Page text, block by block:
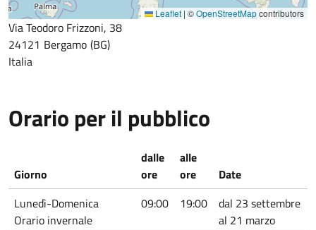
Leaflet | ©OpenStreetMapcontributors
Via Teodoro Frizzoni, 38
24121 Bergamo BG
Italia
Orario per il pubblico
Giorno
dalle
ore
alle
ore
Date
Lunedì-Domenica
Orario invernale
09:00 19:00
dal 23 settembre
al 21 marzo